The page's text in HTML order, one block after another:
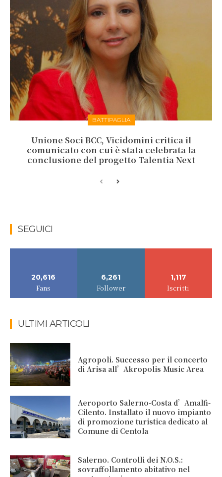
BATTIPAGLIA
Unione Soci BCC, Vicidomini critica il
comunicato con cui è stata celebrata la
conclusione del progetto Talentia Next
SEGUICI
20,616
Fans
6,261
Follower
1,117
Iscritti
ULTIMI ARTICOLI
Agropoli. Successo per il concerto
di Arisa all’Akropolis Music Area
Aeroporto Salerno-Costa d’Amalfi-
Cilento. Installato il nuovo impianto
di promozione turistica dedicato al
Comune di Centola
Salerno. Controlli dei N.O.S.:
sovraffollamento abitativo nel